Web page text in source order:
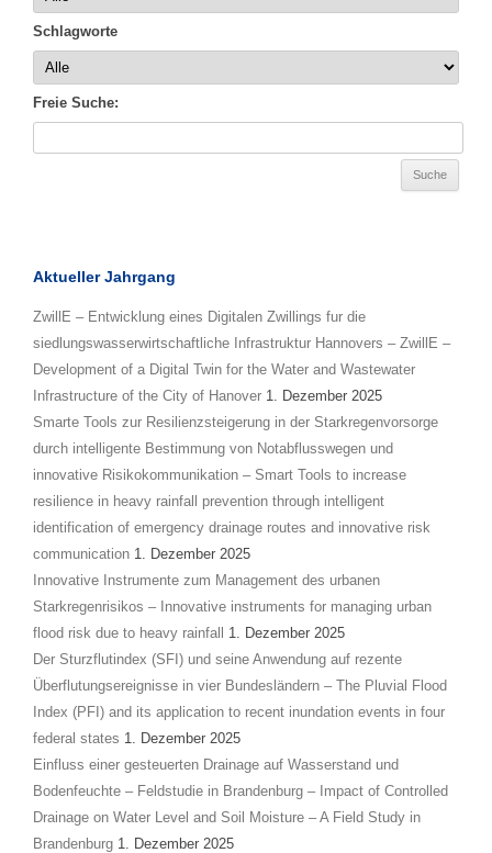
Schlagworte
Freie Suche:
Aktueller Jahrgang
ZwillE – Entwicklung eines Digitalen Zwillings fur die
siedlungswasserwirtschaftliche Infrastruktur Hannovers – ZwillE –
Development of a Digital Twin for the Water and Wastewater
Infrastructure of the City of Hanover 1. Dezember 2025
Smarte Tools zur Resilienzsteigerung in der Starkregenvorsorge
durch intelligente Bestimmung von Notabflusswegen und
innovative Risikokommunikation – Smart Tools to increase
resilience in heavy rainfall prevention through intelligent
identification of emergency drainage routes and innovative risk
communication 1. Dezember 2025
Innovative Instrumente zum Management des urbanen
Starkregenrisikos – Innovative instruments for managing urban
flood risk due to heavy rainfall
1. Dezember 2025
Der Sturzflutindex (SFI) und seine Anwendung auf rezente
Überflutungsereignisse in vier Bundesländern – The Pluvial Flood
Index (PFI) and its application to recent inundation events in four
federal states 1. Dezember 2025
Einfluss einer gesteuerten Drainage auf Wasserstand und
Bodenfeuchte – Feldstudie in Brandenburg – Impact of Controlled
Drainage on Water Level and Soil Moisture – A Field Study in
Brandenburg 1. Dezember 2025